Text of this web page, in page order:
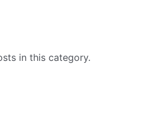
in this category.